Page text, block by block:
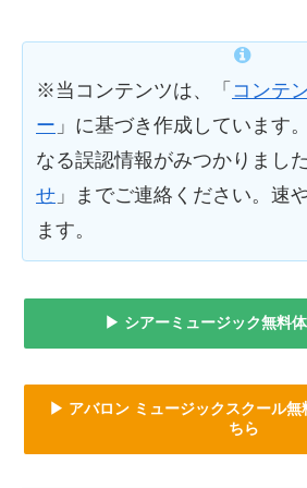
※当コンテンツは、「 コンテ
ー 」に基づき作成しています
なる誤認情報がみつかりまし
せ 」までご連絡ください。速
ます。
▶ シアーミュージック無料
▶ アバロン ミュージックスクール無
ちら